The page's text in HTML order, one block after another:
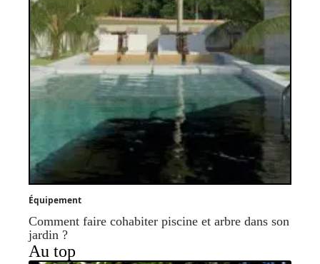
Équipement
Comment faire cohabiter piscine et arbre dans son
jardin ?
Au top